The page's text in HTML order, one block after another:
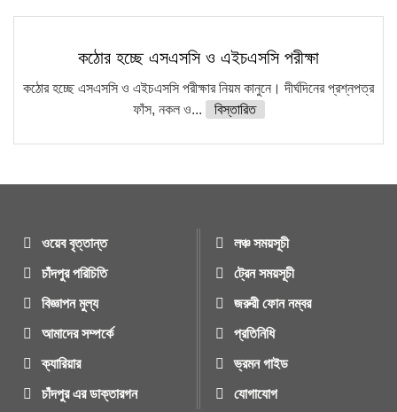
কঠোর হচ্ছে এসএসসি ও এইচএসসি পরীক্ষা
কঠোর হচ্ছে এসএসসি ও এইচএসসি পরীক্ষার নিয়ম কানুনে। দীর্ঘদিনের প্রশ্নপত্র
ফাঁস, নকল ও...
বিস্তারিত
ওয়েব বৃত্তান্ত
চাঁদপুর পরিচিতি
বিজ্ঞাপন মুল্য
আমাদের সম্পর্কে
ক্যারিয়ার
চাঁদপুর এর ডাক্তারগন
লঞ্চ সময়সূচী
ট্রেন সময়সূচী
জরুরী ফোন নম্বর
প্রতিনিধি
ভ্রমন গাইড
যোগাযোগ